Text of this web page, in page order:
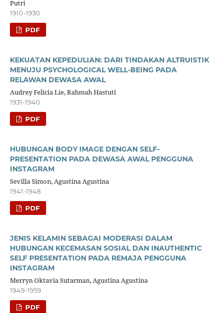
Putri
1910-1930
PDF
KEKUATAN KEPEDULIAN: DARI TINDAKAN ALTRUISTIK
MENUJU PSYCHOLOGICAL WELL-BEING PADA
RELAWAN DEWASA AWAL
Audrey Felicia Lie, Rahmah Hastuti
1931-1940
PDF
HUBUNGAN BODY IMAGE DENGAN SELF-
PRESENTATION PADA DEWASA AWAL PENGGUNA
INSTAGRAM
Sevilla Simon, Agustina Agustina
1941-1948
PDF
JENIS KELAMIN SEBAGAI MODERASI DALAM
HUBUNGAN KECEMASAN SOSIAL DAN INAUTHENTIC
SELF PRESENTATION PADA REMAJA PENGGUNA
INSTAGRAM
Merryn Oktavia Sutarman, Agustina Agustina
1949-1959
PDF